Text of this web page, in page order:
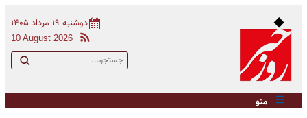
دوشنبه ۱۹ مرداد ۱۴۰۵
10 August 2026
منو